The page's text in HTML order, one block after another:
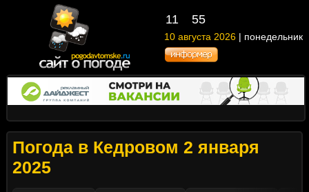
11 55
10 августа 2026 | понедельник
Погода в Кедровом 2 января
2025